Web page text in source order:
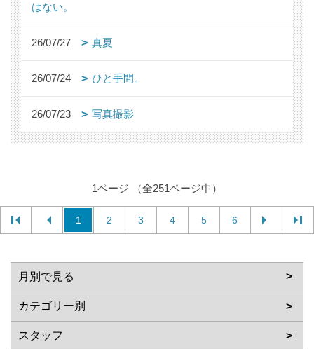
はない。
26/07/27 真夏
26/07/24 ひと手間。
26/07/23 写真撮影
1ページ （全251ページ中）
1 2 3 4 5 6